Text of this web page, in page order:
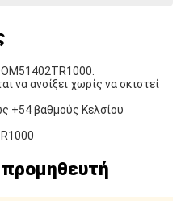
να ανοίξει χωρίς να σκιστεί
+54 βαθμούς Κελσίου
προμηθευτή